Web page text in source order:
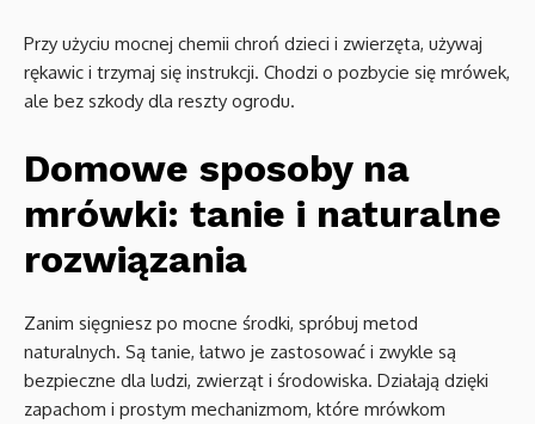
Przy użyciu mocnej chemii chroń dzieci i zwierzęta, używaj
rękawic i trzymaj się instrukcji. Chodzi o pozbycie się mrówek,
ale bez szkody dla reszty ogrodu.
Domowe sposoby na
mrówki: tanie i naturalne
rozwiązania
Zanim sięgniesz po mocne środki, spróbuj metod
naturalnych. Są tanie, łatwo je zastosować i zwykle są
bezpieczne dla ludzi, zwierząt i środowiska. Działają dzięki
zapachom i prostym mechanizmom, które mrówkom